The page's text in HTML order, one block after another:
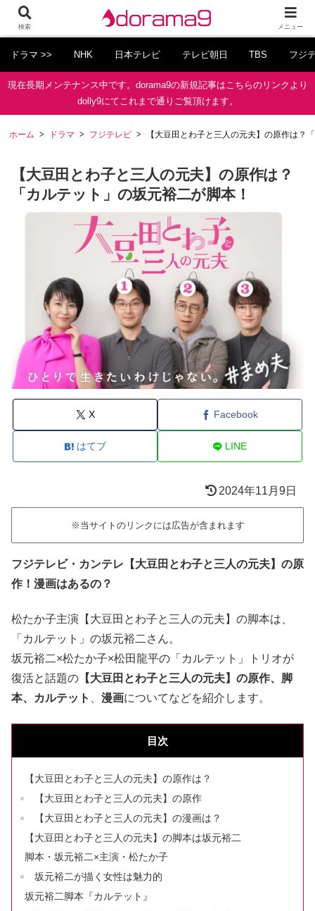
ドラマ >> NHK 日本テレビ テレビ朝日 TBS フジ
現在長期メンテナンス中です。dorama9の新規記事はこちらのリンクより
dolly9にてこれまで通りご覧頂けます。
ホーム ドラマ フジテレビ 【大豆田とわ子と三人の元夫】の原作は？
【大豆田とわ子と三人の元夫】の原作は？
「カルテット」の坂元裕二が脚本！
X Facebook
はてブ LINE
2024年11月9日
※当サイトのリンクには広告が含まれます
フジテレビ・カンテレ【大豆田とわ子と三人の元夫】の原
作！漫画はあるの？
松たか子主演【大豆田とわ子と三人の元夫】の脚本は、
「カルテット」の坂元裕二さん。
坂元裕二×松たか子×松田龍平の「カルテット」トリオが
復活と話題の 【大豆田とわ子と三人の元夫】の原作、脚
本、カルテット
漫画についてなどを紹介します。
目次
【大豆田とわ子と三人の元夫】の原作は？
【大豆田とわ子と三人の元夫】の原作
【大豆田とわ子と三人の元夫】の漫画は？
【大豆田とわ子と三人の元夫】の脚本は坂元裕二
脚本・坂元裕二×主演・松たか子
坂元裕二が描く女性は魅力的
坂元裕二脚本『カルテット』
検索 メニュー